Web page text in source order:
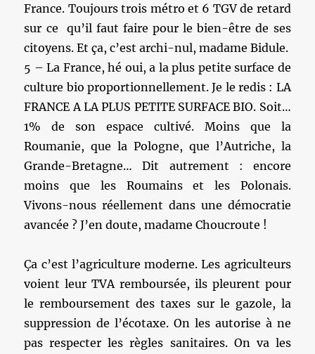
France. Toujours trois métro et 6 TGV de retard
sur ce qu’il faut faire pour le bien-être de ses
citoyens. Et ça, c’est archi-nul, madame Bidule.
5 – La France, hé oui, a la plus petite surface de
culture bio proportionnellement. Je le redis : LA
FRANCE A LA PLUS PETITE SURFACE BIO. Soit…
1% de son espace cultivé. Moins que la
Roumanie, que la Pologne, que l’Autriche, la
Grande-Bretagne… Dit autrement : encore
moins que les Roumains et les Polonais.
Vivons-nous réellement dans une démocratie
avancée ? J’en doute, madame Choucroute !
Ça c’est l’agriculture moderne. Les agriculteurs
voient leur TVA remboursée, ils pleurent pour
le remboursement des taxes sur le gazole, la
suppression de l’écotaxe. On les autorise à ne
pas respecter les règles sanitaires. On va les